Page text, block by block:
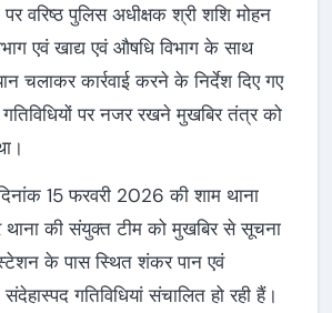
पर वरिष्ठ पुलिस अधीक्षक श्री शशि मोहन
एवं खाद्य एवं औषधि विभाग के साथ
चलाकर कार्रवाई करने के निर्देश दिए गए
पर नजर रखने मुखबिर तंत्र को
15 फरवरी 2026 की शाम थाना
थाना की संयुक्त टीम को मुखबिर से सूचना
के पास स्थित शंकर पान एवं
गतिविधियां संचालित हो रही हैं।